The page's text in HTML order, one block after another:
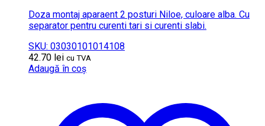
Doza montaj aparaent 2 posturi Niloe, culoare alba. Cu
separator pentru curenti tari si curenti slabi.
SKU: 03030101014108
42.70 lei cu TVA
Adaugă în coș